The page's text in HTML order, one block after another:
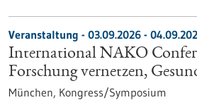
Veranstaltung - 03.09.2026 -
International NAKO
Forschung vernetzen,
München, Kongress/Symposium